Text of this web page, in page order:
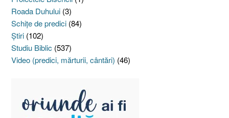
Roada Duhului (3)
Schiţe de predici (84)
Ştiri (102)
Studiu Biblic (537)
Video (predici, mărturii, cântări) (46)